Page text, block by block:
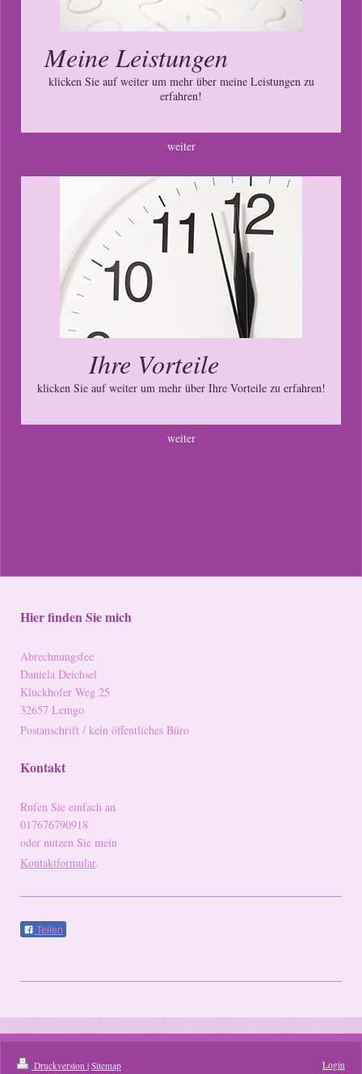
Meine Leistungen
klicken Sie auf weiter um mehr über meine Leistungen zu
erfahren!
weiter
Ihre Vorteile
klicken Sie auf weiter um mehr über Ihre Vorteile zu erfahren!
weiter
Hier finden Sie mich
Abrechnungsfee
Daniela Deichsel
Kluckhofer Weg 25
32657 Lemgo
Postanschrift / kein öffentliches Büro
Kontakt
Rufen Sie einfach an
017676790918
oder nutzen Sie mein
Kontaktformular.
Teilen
Druckversion | Sitemap
Login